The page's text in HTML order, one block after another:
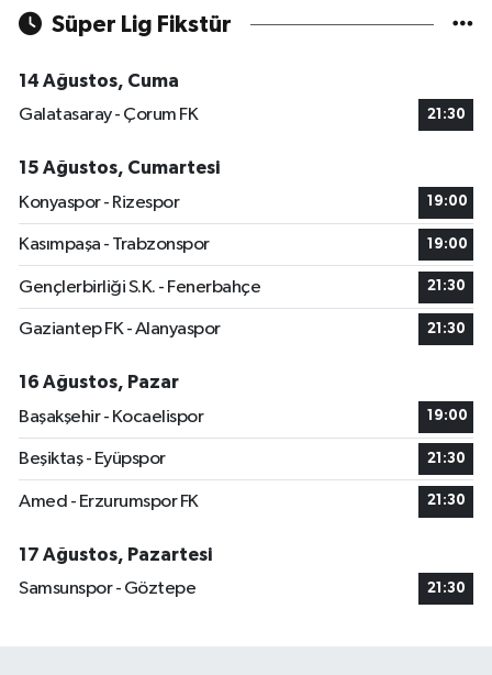
Süper Lig Fikstür
14 Ağustos, Cuma
Galatasaray - Çorum FK
21:30
15 Ağustos, Cumartesi
Konyaspor - Rizespor
19:00
Kasımpaşa - Trabzonspor 19:00
Gençlerbirliği S.K. - Fenerbahçe 21:30
Gaziantep FK - Alanyaspor 21:30
16 Ağustos, Pazar
Başakşehir - Kocaelispor
19:00
Beşiktaş - Eyüpspor 21:30
Amed - Erzurumspor FK 21:30
17 Ağustos, Pazartesi
Samsunspor - Göztepe
21:30